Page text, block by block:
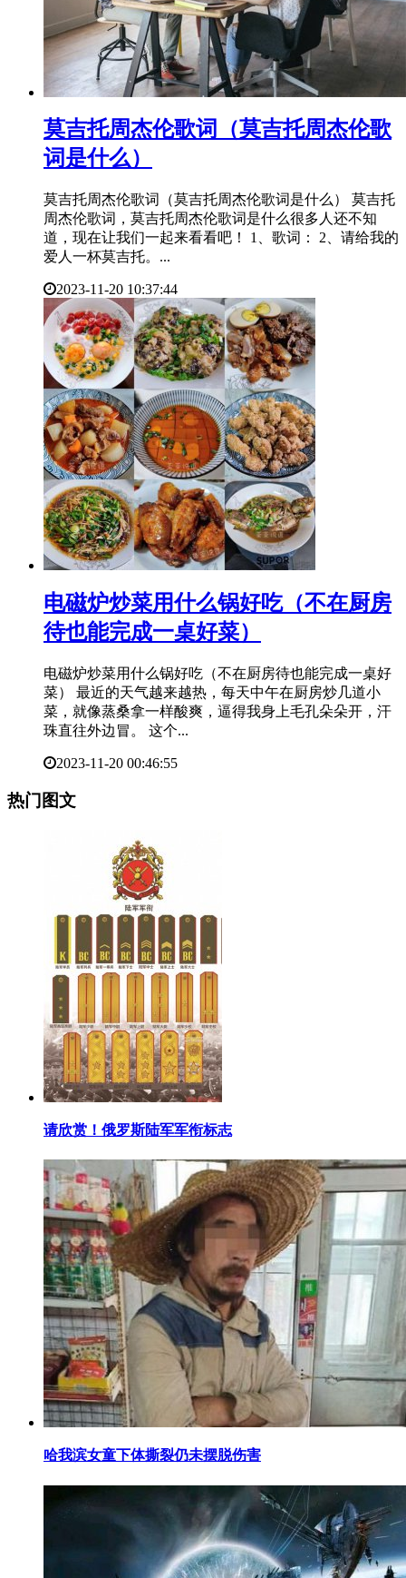
​莫吉托周杰伦歌词（莫吉托周杰伦歌
词是什么）
莫吉托周杰伦歌词（莫吉托周杰伦歌词是什么） 莫吉托
周杰伦歌词，莫吉托周杰伦歌词是什么很多人还不知
道，现在让我们一起来看看吧！ 1、歌词： 2、请给我的
爱人一杯莫吉托。...
2023-11-20 10:37:44
电磁炉炒菜用什么锅好吃（不在厨房
待也能完成一桌好菜）
电磁炉炒菜用什么锅好吃（不在厨房待也能完成一桌好
菜） 最近的天气越来越热，每天中午在厨房炒几道小
菜，就像蒸桑拿一样酸爽，逼得我身上毛孔朵朵开，汗
珠直往外边冒。 这个...
2023-11-20 00:46:55
热门图文
​请欣赏！俄罗斯陆军军衔标志
​哈我滨女童下体撕裂仍未摆脱伤害